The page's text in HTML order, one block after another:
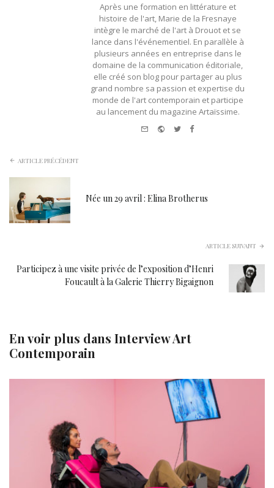
Après une formation en littérature et
histoire de l'art, Marie de la Fresnaye
intègre le marché de l'art à Drouot et se
lance dans l'événementiel. En parallèle à
plusieurs années en entreprise dans le
domaine de la communication éditoriale,
elle créé son blog pour partager au plus
grand nombre sa passion et expertise du
monde de l'art contemporain et participe
au lancement du magazine Artaïssime.
Website
TwitterFacebook
ARTICLE PRÉCÉDENT
Née un 29 avril : Elina Brotherus
ARTICLE SUIVANT
Participez à une visite privée de l’exposition d’Henri
Foucault à la Galerie Thierry Bigaignon
En voir plus dans Interview Art
Contemporain